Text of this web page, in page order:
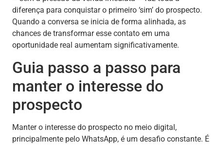
diferença para conquistar o primeiro ‘sim’ do prospecto.
Quando a conversa se inicia de forma alinhada, as
chances de transformar esse contato em uma
oportunidade real aumentam significativamente.
Guia passo a passo para
manter o interesse do
prospecto
Manter o interesse do prospecto no meio digital,
principalmente pelo WhatsApp, é um desafio constante. É